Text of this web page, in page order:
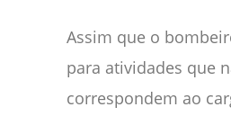
Assim que o
para atividades que
correspondem ao